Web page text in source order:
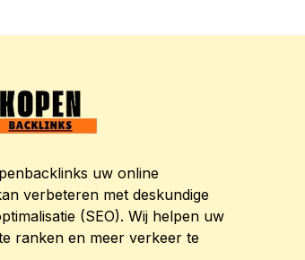
uw online
verbeteren met deskundige
(SEO). Wij helpen uw
ranken en meer verkeer te